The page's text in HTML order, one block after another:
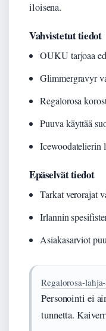
iloisena.
Vahvistetut tiedot
OUKU tarjoaa
Glimmergravyr
Regalorosa
Puuva käyttää
Icewoodatelierin
Epäselvät tiedot
Tarkat verorajat
Irlannin
Asiakasarviot
Regalorosa-
Personointi ei
tunnetta.